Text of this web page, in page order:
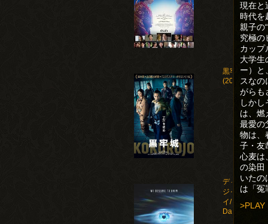
黒牢城
(2026)
ディスクロー
ジャー・デ
イ/Disclosure
Day(2026)
現在
時代を
親子の
究極の
カップ
大学生
ー）と
スな
がらも
しか
は、燃
最愛の
物は、
子・友
心麦は
の染田
いたの
は「冤
>PLAY